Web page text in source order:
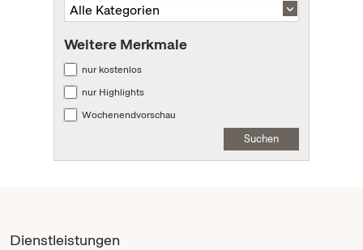
Weitere Merkmale
nur kostenlos
nur Highlights
Wochenendvorschau
Suchen
Dienstleistungen